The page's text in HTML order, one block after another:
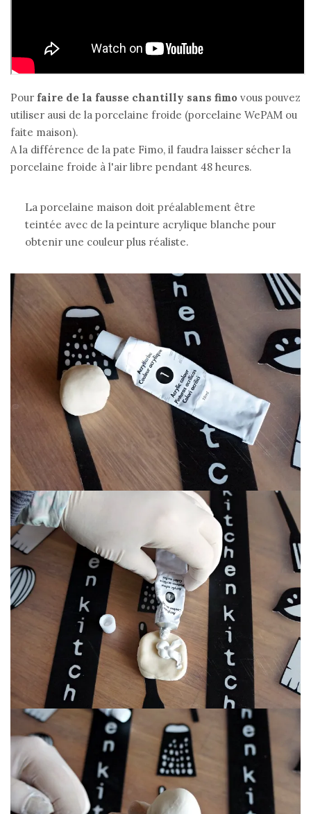
Pour faire de la fausse chantilly sans fimo vous pouvez
utiliser ausi de la porcelaine froide (porcelaine WePAM ou
faite maison).
A la différence de la pate Fimo, il faudra laisser sécher la
porcelaine froide à l'air libre pendant 48 heures.
La porcelaine maison doit préalablement être
teintée avec de la peinture acrylique blanche pour
obtenir une couleur plus réaliste.